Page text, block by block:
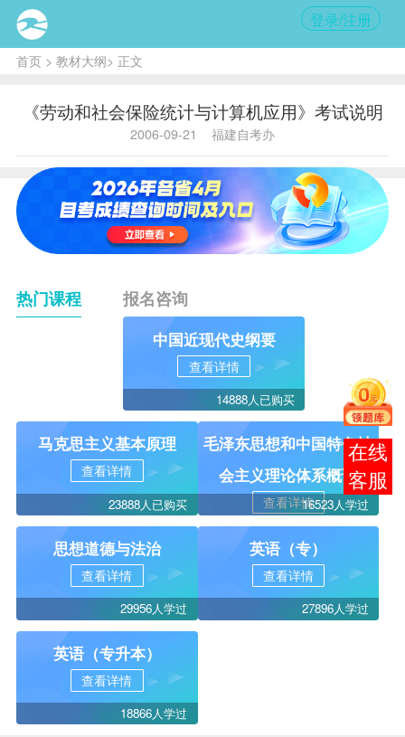
登录/注册
首页> 教材大纲> 正文
《劳动和社会保险统计与计算机应用》考试说明
2006-09-21 福建自考办
热门课程 报名咨询
中国近现代史纲要
查看详情
14888人已购买
马克思主义基本原理
查看详情
23888人已购买
毛泽东思想和中国特色社
会主义理论体系概论
查看详情16523人学过
思想道德与法治
查看详情
29956人学过
英语（专）
查看详情
27896人学过
英语（专升本）
查看详情
18866人学过
在线
客服